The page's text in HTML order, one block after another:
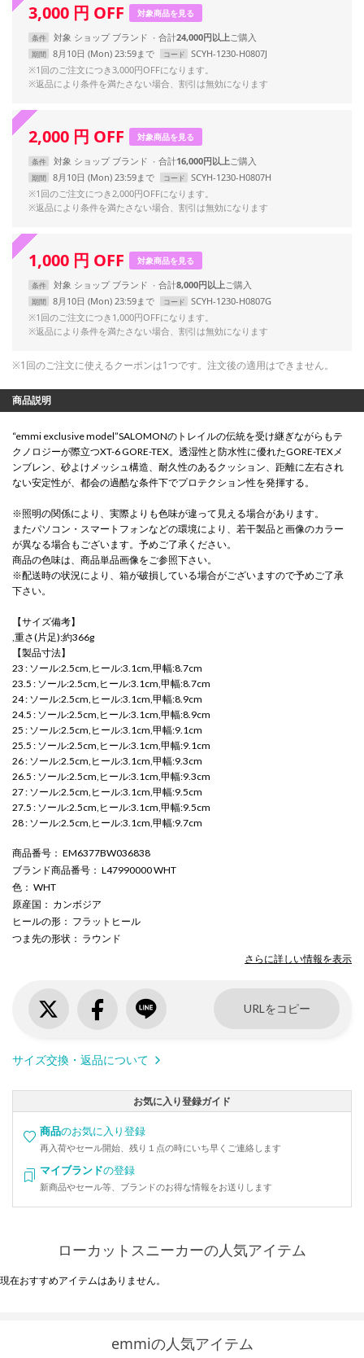
3,000 円 OFF 対象商品を見る
条件 対象 ショップ ブランド 合計24,000円以上
期間 8月10日 (Mon) 23:59まで コード
SCYH-1230-H0807J
※1回のご注文につき3,000円OFFになります。
※返品により条件を満たさない場合、割引は無効になります
2,000 円 OFF 対象商品を見る
条件 対象 ショップ ブランド 合計16,000円以上
期間 8月10日 (Mon) 23:59まで コード
SCYH-1230-H0807H
※1回のご注文につき2,000円OFFになります。
※返品により条件を満たさない場合、割引は無効になります
1,000 円 OFF 対象商品を見る
条件 対象 ショップ ブランド 合計8,000円以上
期間 8月10日 (Mon) 23:59まで コード
SCYH-1230-H0807G
※1回のご注文につき1,000円OFFになります。
※返品により条件を満たさない場合、割引は無効になります
※1回のご注文に使えるクーポンは1つです。注文後の適用はできません。
商品説明
“emmi exclusive model”SALOMONのトレイルの伝統を受け継ぎながらもテ
クノロジーが際立つXT-6 GORE-TEX。透湿性と防水性に優れたGORE-TEXメ
ンブレン、砂よけメッシュ構造、耐久性のあるクッション、距離に左右され
ない安定性が、都会の過酷な条件下でプロテクション性を発揮する。
※照明の関係により、実際よりも色味が違って見える場合があります。
またパソコン・スマートフォンなどの環境により、若干製品と画像のカラー
が異なる場合もございます。予めご了承ください。
商品の色味は、商品単品画像をご参照下さい。
※配送時の状況により、箱が破損している場合がございますので予めご了承
下さい。
【サイズ備考】
,重さ(片足):約366g
【製品寸法】
23 : ソール:2.5cm,ヒール:3.1cm,甲幅:8.7cm
23.5 : ソール:2.5cm,ヒール:3.1cm,甲幅:8.7cm
24 : ソール:2.5cm,ヒール:3.1cm,甲幅:8.9cm
24.5 : ソール:2.5cm,ヒール:3.1cm,甲幅:8.9cm
25 : ソール:2.5cm,ヒール:3.1cm,甲幅:9.1cm
25.5 : ソール:2.5cm,ヒール:3.1cm,甲幅:9.1cm
26 : ソール:2.5cm,ヒール:3.1cm,甲幅:9.3cm
26.5 : ソール:2.5cm,ヒール:3.1cm,甲幅:9.3cm
27 : ソール:2.5cm,ヒール:3.1cm,甲幅:9.5cm
27.5 : ソール:2.5cm,ヒール:3.1cm,甲幅:9.5cm
28 : ソール:2.5cm,ヒール:3.1cm,甲幅:9.7cm
商品番号 ： EM6377BW036838
ブランド商品番号 ： L47990000 WHT
色 ： WHT
原産国 ： カンボジア
ヒールの形 ： フラットヒール
つま先の形状 ： ラウンド
さらに詳しい情報を表示
URLをコピー
サイズ交換・返品について
お気に入り登録ガイド
商品のお気に入り登録
再入荷やセール開始、残り１点の時にいち早くご連絡します
マイブランドの登録
新商品やセール等、ブランドのお得な情報をお送りします
ローカットスニーカーの人気アイテム
現在おすすめアイテムはありません。
emmiの人気アイテム